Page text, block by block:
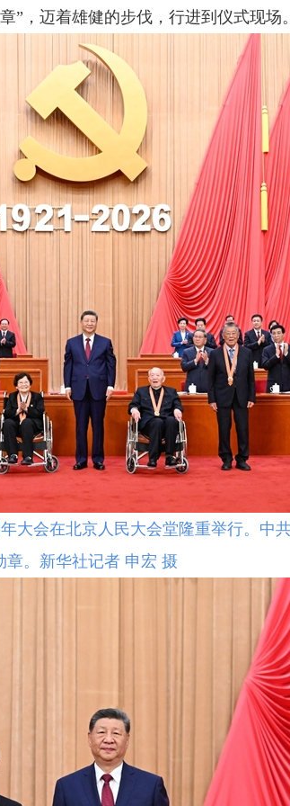
”，迈着雄健的步伐，行进到仪式现场
大会在北京人民大会堂隆重举行。中
章。新华社记者 申宏 摄